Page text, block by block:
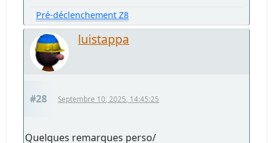
Pré-déclenchement Z8
luistappa
#28 Septembre 10, 2025, 14:45:25
Quelques remarques perso/